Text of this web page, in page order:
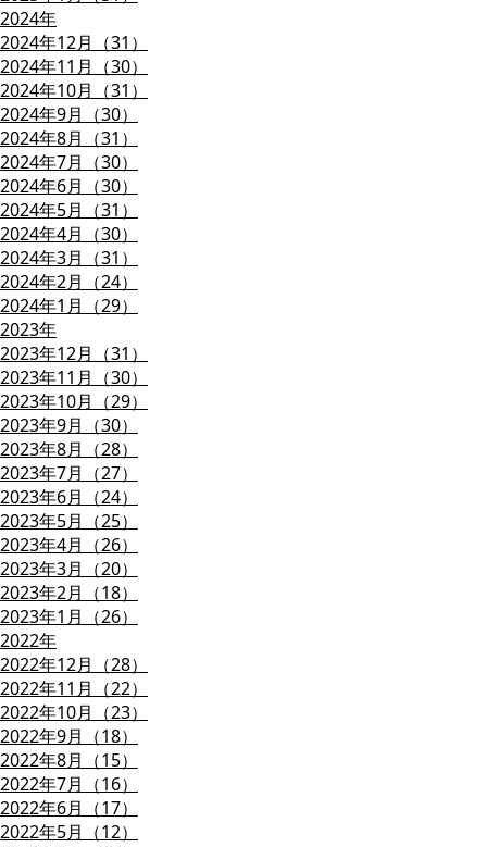
2024年
2024年12月（31）
2024年11月（30）
2024年10月（31）
2024年9月（30）
2024年8月（31）
2024年7月（30）
2024年6月（30）
2024年5月（31）
2024年4月（30）
2024年3月（31）
2024年2月（24）
2024年1月（29）
2023年
2023年12月（31）
2023年11月（30）
2023年10月（29）
2023年9月（30）
2023年8月（28）
2023年7月（27）
2023年6月（24）
2023年5月（25）
2023年4月（26）
2023年3月（20）
2023年2月（18）
2023年1月（26）
2022年
2022年12月（28）
2022年11月（22）
2022年10月（23）
2022年9月（18）
2022年8月（15）
2022年7月（16）
2022年6月（17）
2022年5月（12）